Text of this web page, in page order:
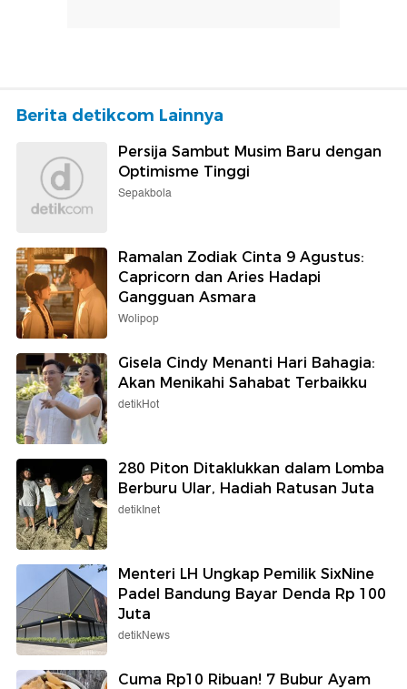
Berita detikcom Lainnya
Persija Sambut Musim Baru dengan
Optimisme Tinggi
Sepakbola
Ramalan Zodiak Cinta 9 Agustus:
Capricorn dan Aries Hadapi
Gangguan Asmara
Wolipop
Gisela Cindy Menanti Hari Bahagia:
Akan Menikahi Sahabat Terbaikku
detikHot
280 Piton Ditaklukkan dalam Lomba
Berburu Ular, Hadiah Ratusan Juta
detikInet
Menteri LH Ungkap Pemilik SixNine
Padel Bandung Bayar Denda Rp 100
Juta
detikNews
Cuma Rp10 Ribuan! 7 Bubur Ayam